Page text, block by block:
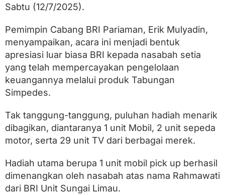
A
a
a
P
a
n
e
d
i
a
h
i
m
p
e
Sabtu (12/7/2025).
Pemimpin Cabang BRI Pariaman, Erik Mulyadin,
menyampaikan, acara ini menjadi bentuk
apresiasi luar biasa BRI kepada nasabah setia
yang telah mempercayakan pengelolaan
keuangannya melalui produk Tabungan
Simpedes.
Tak tanggung-tanggung, puluhan hadiah menarik
dibagikan, diantaranya 1 unit Mobil, 2 unit sepeda
motor, serta 29 unit TV dari berbagai merek.
Hadiah utama berupa 1 unit mobil pick up berhasil
dimenangkan oleh nasabah atas nama Rahmawati
dari BRI Unit Sungai Limau.